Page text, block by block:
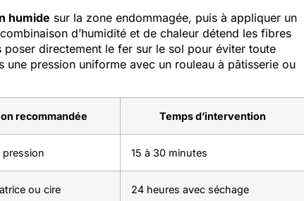
humide sur la zone endommagée, puis à appliquer un
d’humidité et de chaleur détend les fibres
directement le fer sur le sol pour éviter toute
pression uniforme avec un rouleau à pâtisserie ou
recommandée Temps d’intervention
pression 15 à 30 minutes
ou cire 24 heures avec séchage